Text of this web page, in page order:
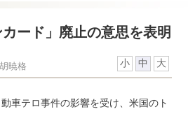
ード」廃止の意思を表明
暁格 小 中 大
車テロ事件の影響を受け、米国のト